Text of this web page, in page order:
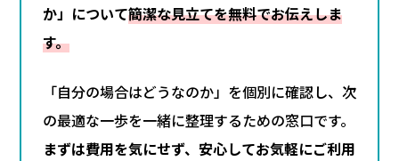
か」について簡潔な見立てを無料でお伝えしま
す。
「自分の場合はどうなのか」を個別に確認し、次
の最適な一歩を一緒に整理するための窓口です。
まずは費用を気にせず、安心してお気軽にご利用